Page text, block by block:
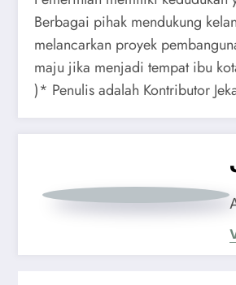
Berbagai pihak mendukung
melancarkan proyek
maju jika menjadi tempat ibu
)* Penulis adalah Kontributor